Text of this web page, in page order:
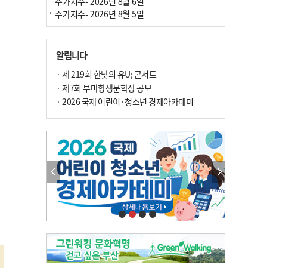
주가지수- 2026년 8월 5일
알립니다
· 제 219회 한낮의 유U; 콘서트
· 제7회 부마항쟁문학상 공모
· 2026 국제 어린이·청소년 경제아카데미